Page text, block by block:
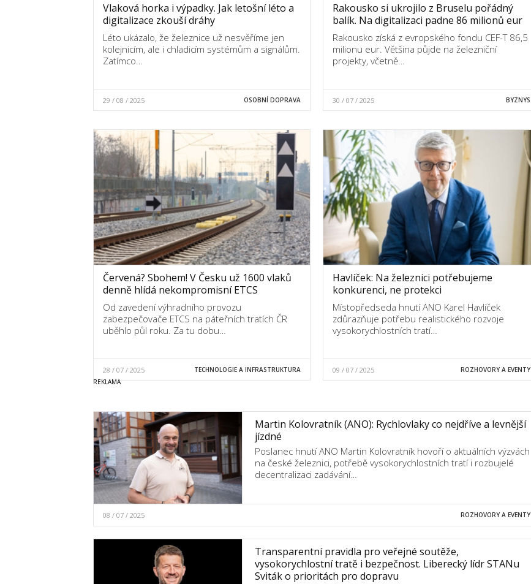
Vlaková horka i výpadky. Jak letošní léto a
digitalizace zkouší dráhy
Léto ukázalo, že železnice už nesvěříme jen
kolejnicím, ale i chladicím systémům a signálům.
Zatímco…
29 / 08 / 2025 OSOBNÍ DOPRAVA
Rakousko si ukrojilo z Bruselu pořádný
balík. Na digitalizaci padne 86 milionů eur
Rakousko získá z evropského fondu CEF-T 86,5
milionu eur. Většina půjde na železniční
projekty, včetně…
30 / 07 / 2025 BYZNYS
Červená? Sbohem! V Česku už 1600 vlaků
denně hlídá nekompromisní ETCS
Od zavedení výhradního provozu
zabezpečovače ETCS na páteřních tratích ČR
uběhlo půl roku. Za tu dobu…
28 / 07 / 2025 TECHNOLOGIE A INFRASTRUKTURA
Havlíček: Na železnici potřebujeme
konkurenci, ne protekci
Místopředseda hnutí ANO Karel Havlíček
zdůrazňuje potřebu realistického rozvoje
vysokorychlostních tratí…
09 / 07 / 2025 ROZHOVORY A EVENTY
Martin Kolovratník (ANO): Rychlovlaky co nejdříve a levnější
jízdné
Poslanec hnutí ANO Martin Kolovratník hovoří o aktuálních výzvách
na české železnici, potřebě vysokorychlostních tratí i rozbujelé
decentralizaci zadávání…
08 / 07 / 2025 ROZHOVORY A EVENTY
Transparentní pravidla pro veřejné soutěže,
vysokorychlostní tratě i bezpečnost. Liberecký lídr STANu
Sviták o prioritách pro dopravu